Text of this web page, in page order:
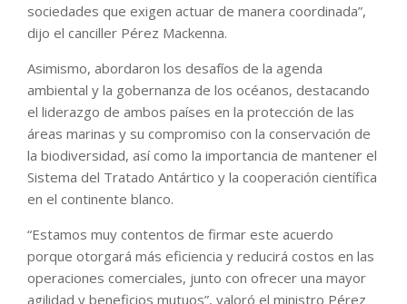
sociedades que exigen actuar de manera coordinada”,
dijo el canciller Pérez Mackenna.
Asimismo, abordaron los desafíos de la agenda
ambiental y la gobernanza de los océanos, destacando
el liderazgo de ambos países en la protección de las
áreas marinas y su compromiso con la conservación de
la biodiversidad, así como la importancia de mantener el
Sistema del Tratado Antártico y la cooperación científica
en el continente blanco.
“Estamos muy contentos de firmar este acuerdo
porque otorgará más eficiencia y reducirá costos en las
operaciones comerciales, junto con ofrecer una mayor
agilidad y beneficios mutuos”, valoró el ministro Pérez